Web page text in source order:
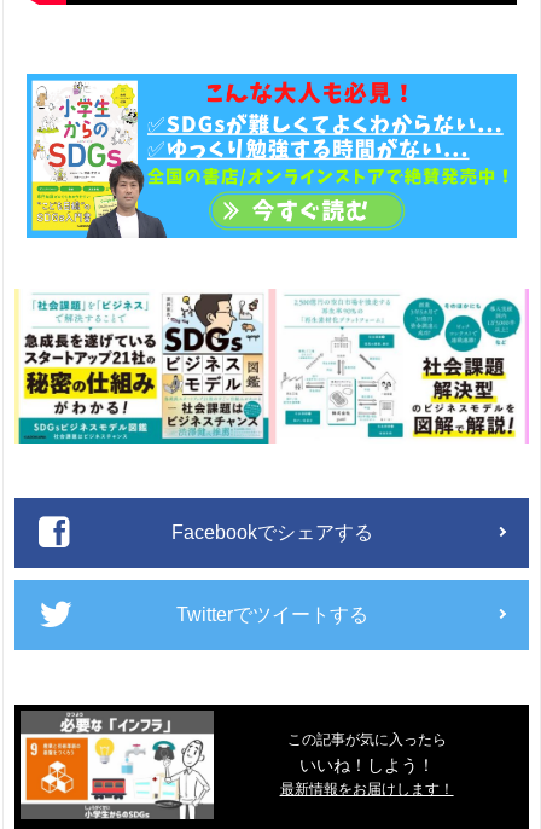
Facebookでシェアする
Twitterでツイートする
この記事が気に入ったら
いいね！しよう！
最新情報をお届けします！